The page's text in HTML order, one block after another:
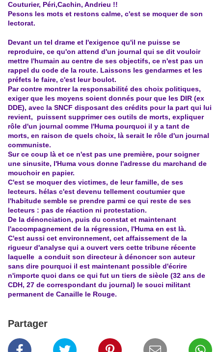
Couturier, Péri,Cachin, Andrieu !!
Pesons les mots et restons calme, c'est se moquer de son
lectorat.
Devant un tel drame et l'exigence qu'il ne puisse se
reproduire, ce qu'on attend d'un journal qui se dit vouloir
mettre l'humain au centre de ses objectifs, ce n'est pas un
rappel du code de la route. Laissons les gendarmes et les
préfets le faire, c'est leur boulot.
Par contre montrer la responsabilité des choix politiques,
exiger que les moyens soient donnés pour que les DIR (ex
DDE), avec la SNCF disposant des crédits pour la part qui lui
revient, puissent supprimer ces outils de morts, expliquer
rôle d'un journal comme l'Huma pourquoi il y a tant de
morts, en raison de quels choix, là serait le rôle d'un journal
communiste.
Sur ce coup là et ce n'est pas une première, pour soigner
une sinusite, l'Huma vous donne l'adresse du marchand de
mouchoir en papier.
C'est se moquer des victimes, de leur famille, de ses
lecteurs. hélas c'est devenu tellement coutumier que
l'habitude semble se prendre parmi ce qui reste de ses
lecteurs : pas de réaction ni protestation.
De la dénonciation, puis du constat et maintenant
l'accompagnement de la régression, l'Huma en est là.
C'est aussi cet environnement, cet affaissement de la
rigueur d'analyse qui a ouvert vers cette tribune récente
laquelle a conduit son directeur à dénoncer son auteur
sans dire pourquoi il est maintenant possible d'écrire
n'importe quoi dans ce qui fut un tiers de siècle (32 ans de
CDH, 27 de correspondant du journal) le souci militant
permanent de Canaille le Rouge.
Partager